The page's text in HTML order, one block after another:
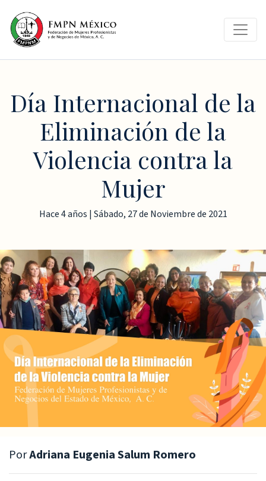
Día Internacional de la
Eliminación de la
Violencia contra la
Mujer
Hace 4 años | Sábado, 27 de Noviembre de 2021
PorAdriana Eugenia Salum Romero